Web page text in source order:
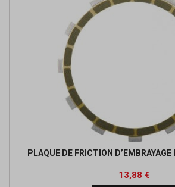
PLAQUE DE FRICTION D’EMBRAYAGE
Prix
13,88 €